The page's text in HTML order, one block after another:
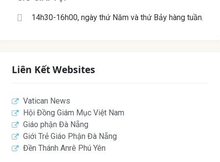
14h30-16h00, ngày thứ Năm và thứ Bảy hàng tuần.
Liên Kết Websites
Vatican News
Hội Đồng Giám Mục Việt Nam
Giáo phận Đà Nẵng
Giới Trẻ Giáo Phận Đà Nẵng
Đền Thánh Anrê Phú Yên